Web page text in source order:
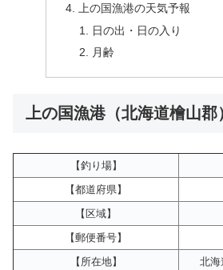
上の国漁港の天気予報
日の出・日の入り
月齢
上の国漁港（北海道檜山郡
【釣り場】
【都道府県】
【区域】
【郵便番号】
【所在地】
北海